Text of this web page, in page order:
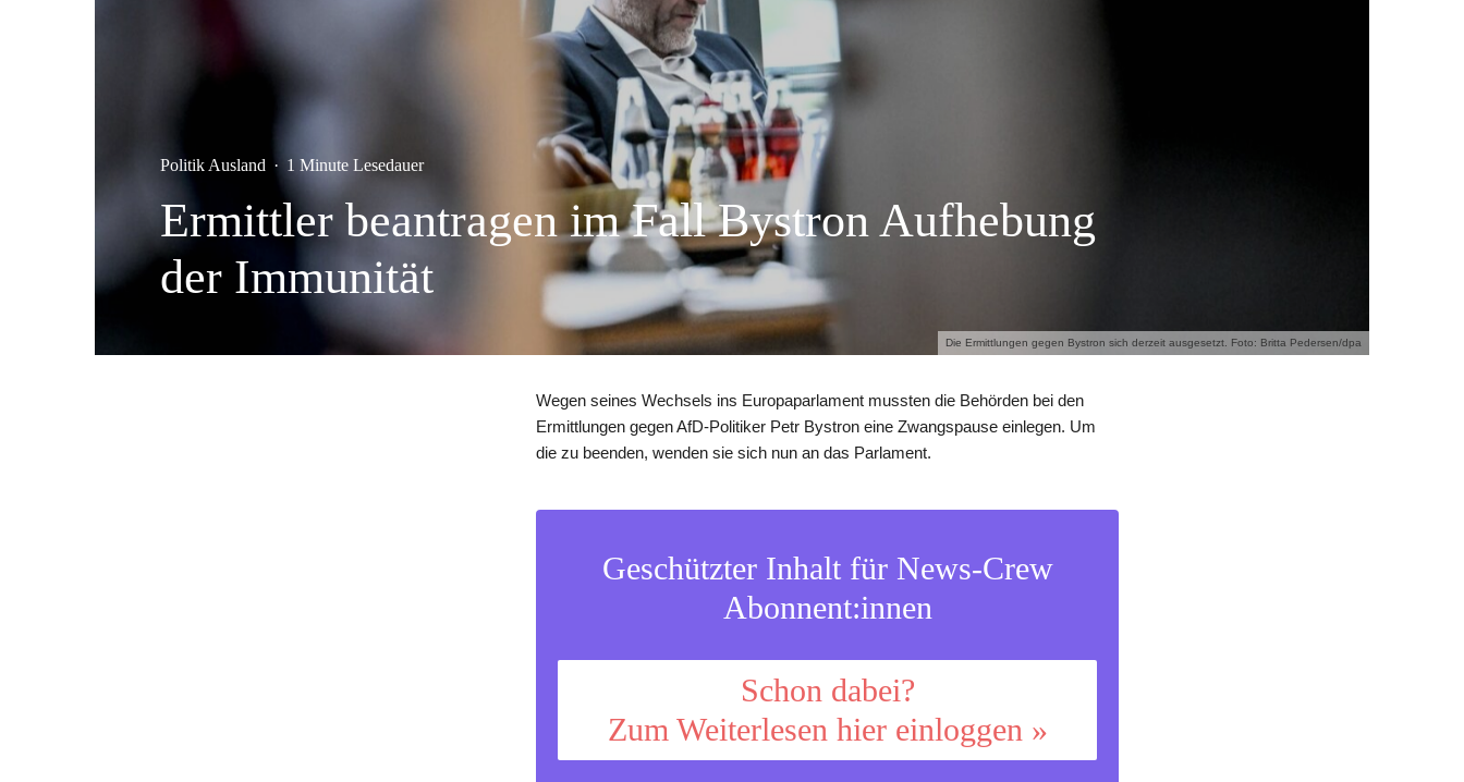
Die Ermittlungen gegen Bystron sich derzeit ausgesetzt. Foto: Britta Pedersen/dpa
Politik Ausland · 1 Minute Lesedauer
Ermittler beantragen im Fall Bystron Aufhebung
der Immunität
Wegen seines Wechsels ins Europaparlament mussten die Behörden bei den
Ermittlungen gegen AfD-Politiker Petr Bystron eine Zwangspause einlegen. Um
die zu beenden, wenden sie sich nun an das Parlament.
Geschützter Inhalt für News-Crew
Abonnent:innen
Schon dabei?
Zum Weiterlesen hier einloggen »